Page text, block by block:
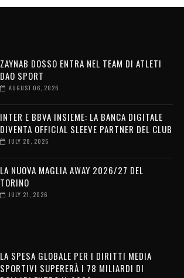
ZAYNAB DOSSO ENTRA NEL TEAM DI ATLETI
DAO SPORT
AUGUST 06, 2026
INTER E BBVA INSIEME: LA BANCA DIGITALE
DIVENTA OFFICIAL SLEEVE PARTNER DEL CLUB
JULY 28, 2026
LA NUOVA MAGLIA AWAY 2026/27 DEL
TORINO
JULY 21, 2026
LA SPESA GLOBALE PER I DIRITTI MEDIA
SPORTIVI SUPERERÀ I 78 MILIARDI DI